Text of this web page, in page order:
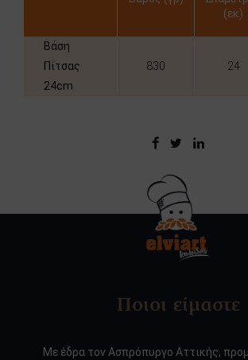
(εκ)
Βάση
Πίτσας
24cm
830 24
Ποιοι είμαστε
Με έδρα τον Ασπρόπυργο Αττικής,